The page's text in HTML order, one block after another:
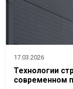
17.03.2026
Технологии
современном